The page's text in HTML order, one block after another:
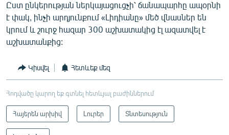
Ըստ ընկերության ներկայացուցչի՝ ճանապարհը ապօրնի
է փակ, ինչի արդյունքում «Լիդիանը» մեծ վնասներ են
կրում և շուրջ հազար 300 աշխատակից էլ ազատվել է
աշխատանքից:
Կիսվել Հետևեք մեզ
Հոդվածը կարող եք գտնել հետևյալ բաժիններում
Հայերեն արխիվ Լուրեր Տնտեսություն